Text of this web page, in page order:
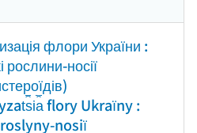
флори України :
рослини-носії
flory Ukraïny :
nosiï